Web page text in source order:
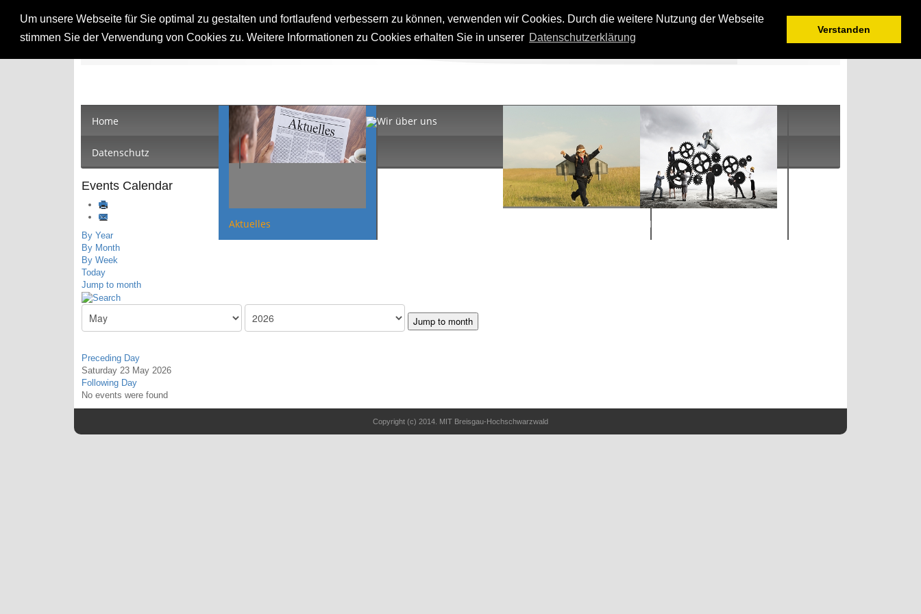
Um unsere Webseite für Sie optimal zu gestalten und fortlaufend verbessern zu können, verwenden wir Cookies. Durch die weitere Nutzung der Webseite
stimmen Sie der Verwendung von Cookies zu. Weitere Informationen zu Cookies erhalten Sie in unserer Datenschutzerklärung
Verstanden
MIT Breisgau-Hochschwarzwald
Home
Aktuelles
Wir über uns
MITbewegen
Datenschutz
Events Calendar
By Year
By Month
By Week
Today
Jump to month
Jump to month
Preceding Day
Saturday 23 May 2026
Following Day
No events were found
Copyright (c) 2014. MIT Breisgau-Hochschwarzwald